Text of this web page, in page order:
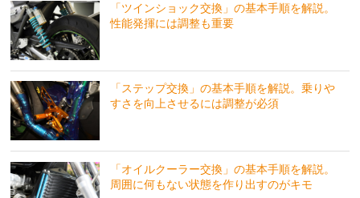
「ツインショック交換」の基本手順を解説。
性能発揮には調整も重要
「ステップ交換」の基本手順を解説。乗りや
すさを向上させるには調整が必須
「オイルクーラー交換」の基本手順を解説。
周囲に何もない状態を作り出すのがキモ